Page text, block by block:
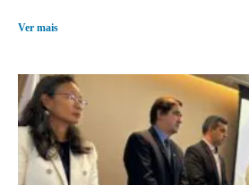
Ver mais